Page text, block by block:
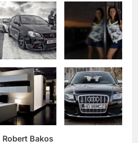
Robert Bakos